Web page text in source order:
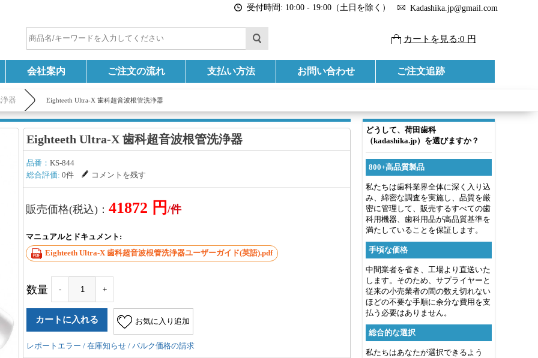
受付時間: 10:00 - 19:00（土日を除く） Kadashika.jp@gmail.com
カートを見る:0 円
会社案内 ご注文の流れ 支払い方法 お問い合わせ ご注文追跡
器 Eighteeth Ultra-X 歯科超音波根管洗浄器
どうして、荷田歯科
（kadashika.jp）を選びますか？
800+高品質製品
私たちは歯科業界全体に深く入り込
み、綿密な調査を実施し、品質を厳
密に管理して、販売するすべての歯
科用機器、歯科用品が高品質基準を
満たしていることを保証します。
手頃な価格
中間業者を省き、工場より直送いた
します。そのため、サプライヤーと
従来の小売業者の間の数え切れない
ほどの不要な手順に余分な費用を支
払う必要はありません。
総合的な選択
私たちはあなたが選択できるよう
Eighteeth Ultra-X 歯科超音波根管洗浄器
品番： KS-844
総合評価: 0件 コメントを残す
販売価格(税込)： 41872 円 /件
マニュアルとドキュメント:
Eighteeth Ultra-X 歯科超音波根管洗浄器ユーザーガイド(英語).pdf
数量 - +
お気に入り追加
レポートエラー / 在庫知らせ / バルク価格の請求